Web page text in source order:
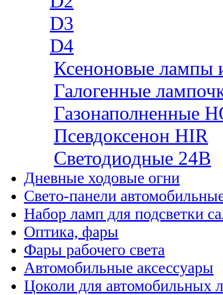
D3
D4
Ксеноновые лампы
Галогенные
Газонаполненные
Псевдоксенон HIR
Cветодиодные 24B
Дневные ходовые огни
Свето-панели
Набор ламп для подсветки
Оптика, фары
Фары рабочего света
Автомобильные аксессуары
Цоколи для автомобильных